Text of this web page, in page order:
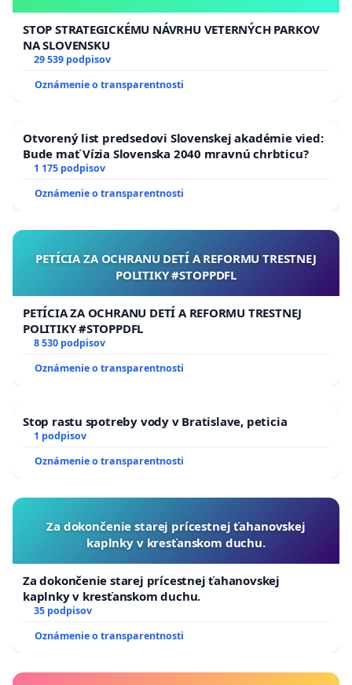
STOP STRATEGICKÉMU NÁVRHU VETERNÝCH PARKOV
NA SLOVENSKU
29 539 podpisov
Oznámenie o transparentnosti
Otvorený list predsedovi Slovenskej akadémie vied:
Bude mať Vízia Slovenska 2040 mravnú chrbticu?
1 175 podpisov
Oznámenie o transparentnosti
PETÍCIA ZA OCHRANU DETÍ A REFORMU TRESTNEJ
POLITIKY #STOPPDFL
PETÍCIA ZA OCHRANU DETÍ A REFORMU TRESTNEJ
POLITIKY #STOPPDFL
8 530 podpisov
Oznámenie o transparentnosti
Stop rastu spotreby vody v Bratislave, peticia
1 podpisov
Oznámenie o transparentnosti
Za dokončenie starej prícestnej ťahanovskej
kaplnky v kresťanskom duchu.
Za dokončenie starej prícestnej ťahanovskej
kaplnky v kresťanskom duchu.
35 podpisov
Oznámenie o transparentnosti